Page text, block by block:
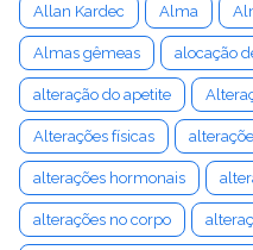
Allan Kardec Alma
Almas gêmeas alocação
alteração do apetite
Alterações físicas
alterações hormonais
alterações no corpo